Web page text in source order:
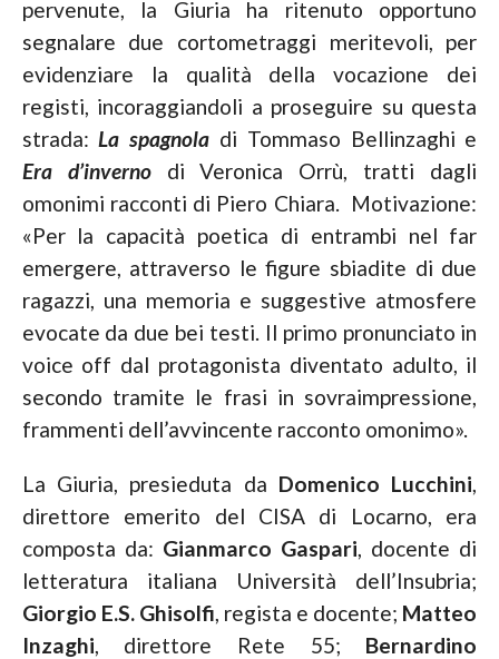
pervenute, la Giuria ha ritenuto opportuno
segnalare due cortometraggi meritevoli, per
evidenziare la qualità della vocazione dei
registi, incoraggiandoli a proseguire su questa
strada:La spagnola di Tommaso Bellinzaghi e
Era d’invernodi Veronica Orrù, tratti dagli
omonimi racconti di Piero Chiara. Motivazione:
«Per la capacità poetica di entrambi nel far
emergere, attraverso le figure sbiadite di due
ragazzi, una memoria e suggestive atmosfere
evocate da due bei testi. Il primo pronunciato in
voice off dal protagonista diventato adulto, il
secondo tramite le frasi in sovraimpressione,
frammenti dell’avvincente racconto omonimo».
La Giuria, presieduta da Domenico Lucchini,
direttore emerito del CISA di Locarno, era
composta da: Gianmarco Gaspari, docente di
letteratura italiana Università dell’Insubria;
Giorgio E.S. Ghisolfi, regista e docente; Matteo
Inzaghi, direttore Rete 55; Bernardino